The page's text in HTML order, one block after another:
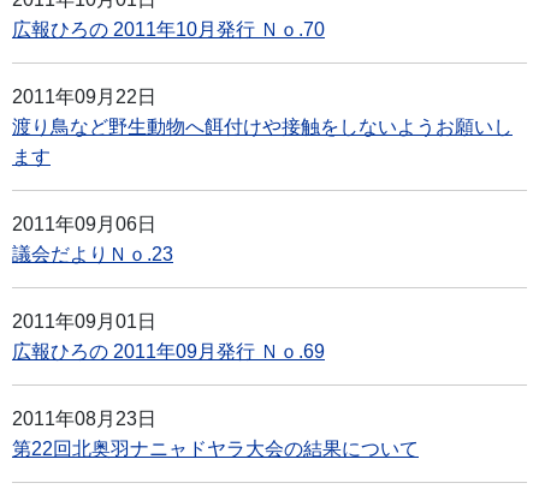
広報ひろの 2011年10月発行 Ｎｏ.70
2011年09月22日
渡り鳥など野生動物へ餌付けや接触をしないようお願いし
ます
2011年09月06日
議会だよりＮｏ.23
2011年09月01日
広報ひろの 2011年09月発行 Ｎｏ.69
2011年08月23日
第22回北奥羽ナニャドヤラ大会の結果について